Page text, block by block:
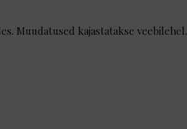
Muudatused kajastatakse veebilehel.